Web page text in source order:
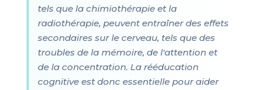
tels que la chimiothérapie et la
radiothérapie, peuvent entraîner des effets
secondaires sur le cerveau, tels que des
troubles de la mémoire, de l'attention et
de la concentration. La rééducation
cognitive est donc essentielle pour aider